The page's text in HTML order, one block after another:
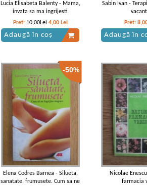
Lucia Elisabeta Balenty - Mama,
invata sa ma ingrijesti
Pret: 10,00Lei 4,00 Lei
Adaugă în coș
Sabin Ivan -
Pret:
Adaugă în
-50%
Elena Codres Barnea - Silueta,
sanatate, frumusete. Cum sa ne
Nicolae
farmacia